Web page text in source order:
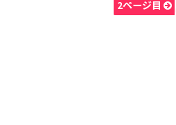
2ページ目